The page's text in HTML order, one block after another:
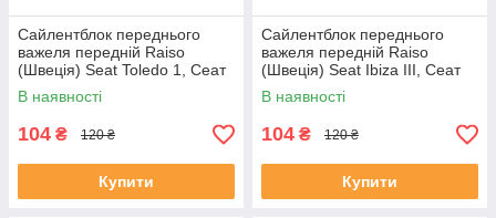
Сайлентблок переднього
важеля передній Raiso
(Швеція) Seat Toledo 1, Сеат
Толедо 1 91-99 #RL-1J0182V
UAUKKIB4
В наявності
104 ₴ 120 ₴
Купити
Сайлентблок переднього
важеля передній Raiso
(Швеція) Seat Ibiza III, Сеат
Ібіца 3 02-09 #RL-1J0182V
UAMZDND4
В наявності
104 ₴ 120 ₴
Купити